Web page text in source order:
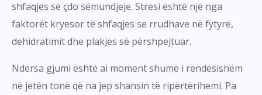
shfaqjes së çdo sëmundjeje. Stresi është një nga
faktorët kryesor të shfaqjes se rrudhave në fytyrë,
dehidratimit dhe plakjes së përshpejtuar.
Ndërsa gjumi është ai moment shumë i rëndësishëm
në jetën tonë që na jep shansin të ripërtërihemi. Pa